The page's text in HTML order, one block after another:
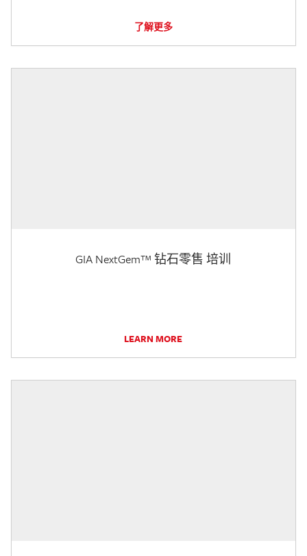
了解更多
GIA NextGem™ 钻石零售 培训
LEARN MORE